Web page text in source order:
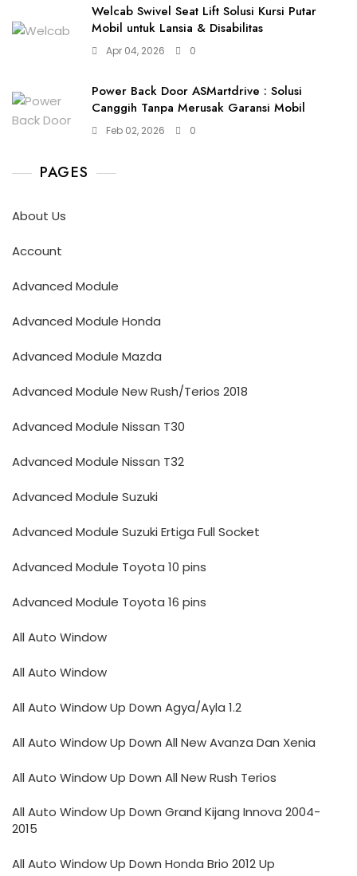
Welcab Swivel Seat Lift Solusi Kursi Putar
Mobil untuk Lansia & Disabilitas
Apr 04, 2026 0
Power Back Door ASMartdrive : Solusi
Canggih Tanpa Merusak Garansi Mobil
Feb 02, 2026 0
PAGES
About Us
Account
Advanced Module
Advanced Module Honda
Advanced Module Mazda
Advanced Module New Rush/Terios 2018
Advanced Module Nissan T30
Advanced Module Nissan T32
Advanced Module Suzuki
Advanced Module Suzuki Ertiga Full Socket
Advanced Module Toyota 10 pins
Advanced Module Toyota 16 pins
All Auto Window
All Auto Window
All Auto Window Up Down Agya/Ayla 1.2
All Auto Window Up Down All New Avanza Dan Xenia
All Auto Window Up Down All New Rush Terios
All Auto Window Up Down Grand Kijang Innova 2004-
2015
All Auto Window Up Down Honda Brio 2012 Up